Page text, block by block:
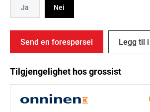
Ja
Nei
Send en forespørsel Legg til
Tilgjengelighet hos grossist